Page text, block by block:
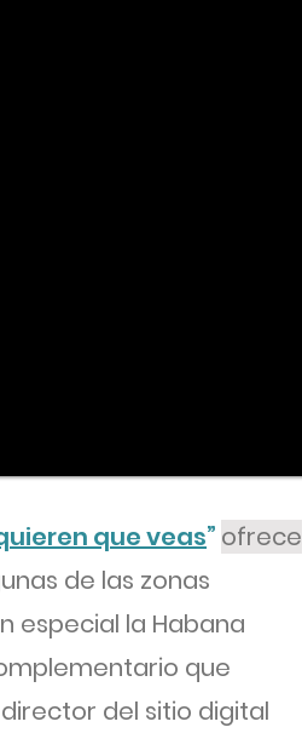
que veas” ofrece
de las zonas
especial la Habana
que
del sitio digital